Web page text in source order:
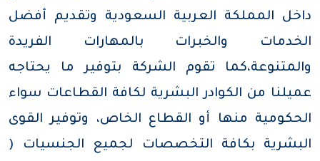
داخل المملكة العربية السعودية وتقديم أفضل
الخدمات والخبرات بالمهارات الفريدة
والمتنوعة،كما تقوم الشركة بتوفير ما يحتاجه
عميلنا من الكوادر البشرية لكافة القطاعات سواء
الحكومية منها أو القطاع الخاص، وتوفير القوى
البشرية بكافة التخصصات لجميع الجنسيات (